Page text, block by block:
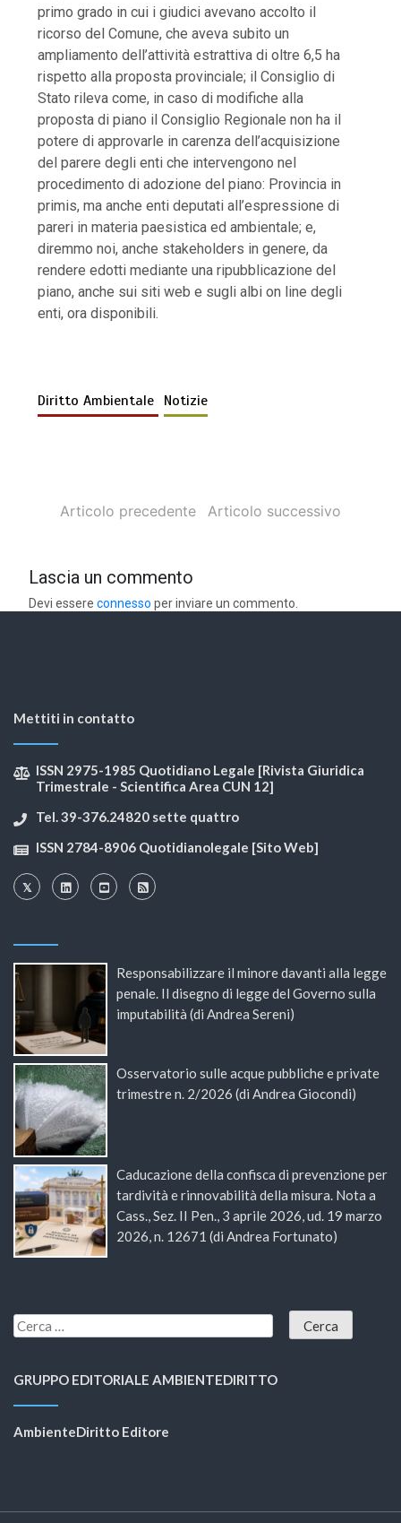
primo grado in cui i giudici avevano accolto il
ricorso del Comune, che aveva subito un
ampliamento dell’attività estrattiva di oltre 6,5 ha
rispetto alla proposta provinciale; il Consiglio di
Stato rileva come, in caso di modifiche alla
proposta di piano il Consiglio Regionale non ha il
potere di approvarle in carenza dell’acquisizione
del parere degli enti che intervengono nel
procedimento di adozione del piano: Provincia in
primis, ma anche enti deputati all’espressione di
pareri in materia paesistica ed ambientale; e,
diremmo noi, anche stakeholders in genere, da
rendere edotti mediante una ripubblicazione del
piano, anche sui siti web e sugli albi on line degli
enti, ora disponibili.
Diritto Ambientale Notizie
Articolo precedente Articolo successivo
Lascia un commento
Devi essereconnesso per inviare un commento.
Mettiti in contatto
ISSN 2975-1985 Quotidiano Legale [Rivista Giuridica
Trimestrale - Scientifica Area CUN 12]
Tel. 39-376.24820 sette quattro
ISSN 2784-8906 Quotidianolegale [Sito Web]
Responsabilizzare il minore davanti alla legge
penale. Il disegno di legge del Governo sulla
imputabilità (di Andrea Sereni)
Osservatorio sulle acque pubbliche e private
trimestre n. 2/2026 (di Andrea Giocondi)
Caducazione della confisca di prevenzione per
tardività e rinnovabilità della misura. Nota a
Cass., Sez. II Pen., 3 aprile 2026, ud. 19 marzo
2026, n. 12671 (di Andrea Fortunato)
GRUPPO EDITORIALE AMBIENTEDIRITTO
AmbienteDiritto Editore